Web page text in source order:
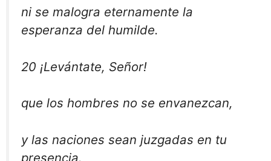
ni se malogra eternamente la
esperanza del humilde.
20 ¡Levántate, Señor!
que los hombres no se envanezcan,
y las naciones sean juzgadas en tu
presencia.